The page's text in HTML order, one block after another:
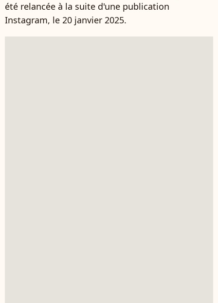
été relancée à la suite d'une publication
Instagram, le 20 janvier 2025.